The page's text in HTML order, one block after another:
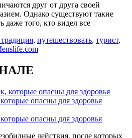
друг от друга своей
Однако существуют такие
даже того, кто видел все
, путешествовать, турист,
опасны для здоровья
опасны для здоровья
действия, после которых